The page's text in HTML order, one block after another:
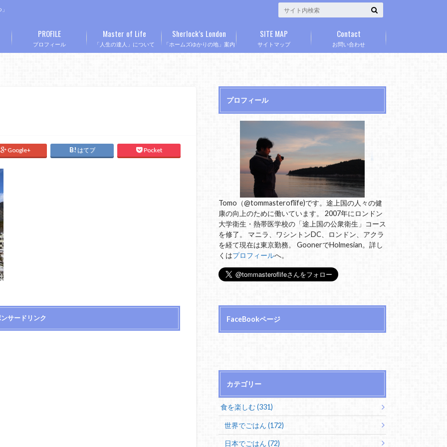
プロフィール
PROFILE
「人生の達人」について
Master of Life
「ホームズゆかりの地」案内
Sherlock’s London
サイトマップ
SITE MAP
お問い合わせ
Contact
Google+ はてブ Pocket
サードリンク
プロフィール
Tomo（@tommasteroflife)です。途上国の人々の健
康の向上のために働いています。 2007年にロンドン
大学衛生・熱帯医学校の「途上国の公衆衛生」コース
を修了。 マニラ、ワシントンDC、ロンドン、アクラ
を経て現在は東京勤務。 GoonerでHolmesian。詳し
くはプロフィールへ。
FaceBookページ
カテゴリー
食を楽しむ (331)
世界でごはん (172)
日本でごはん (72)